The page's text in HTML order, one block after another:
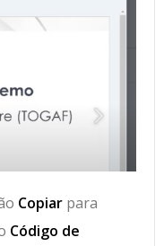
Copiar para
Código de